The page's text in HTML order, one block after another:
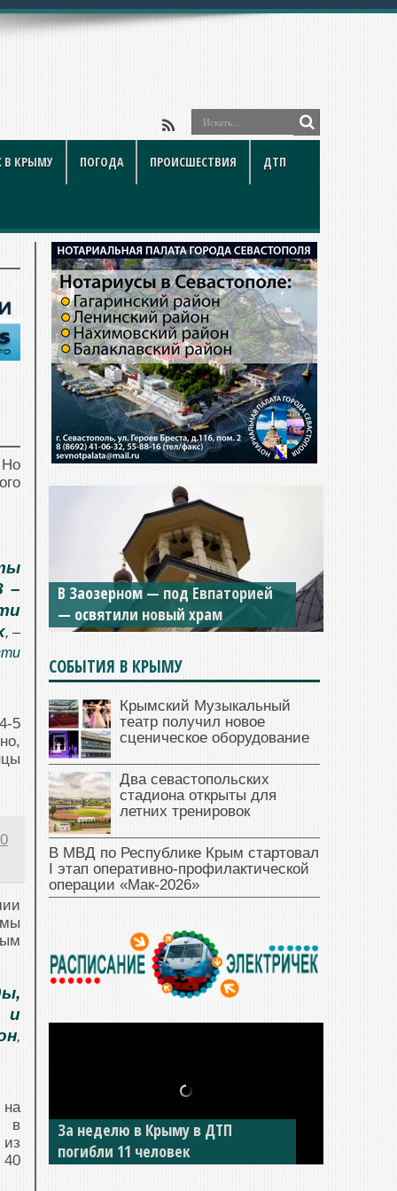
В КРЫМУ ПОГОДА ПРОИСШЕСТВИЯ ДТП
–
, –
5
и
,
в
40
В Заозерном — под Евпаторией
— освятили новый храм
СОБЫТИЯ В КРЫМУ
Крымский Музыкальный
театр получил новое
сценическое оборудование
Два севастопольских
стадиона открыты для
летних тренировок
В МВД по Республике Крым стартовал
I этап оперативно‑профилактической
операции «Мак‑2026»
За неделю в Крыму в ДТП
погибли 11 человек